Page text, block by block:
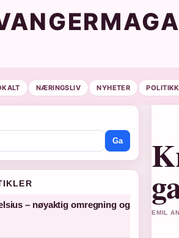
NÆRINGSLIV NYHETER POLITIKK
EMIL
Ga
– nøyaktig omregning og